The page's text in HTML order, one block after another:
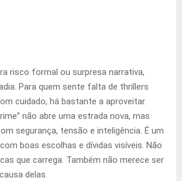
risco formal ou surpresa narrativa,
Para quem sente falta de thrillers
cuidado, há bastante a aproveitar.
não abre uma estrada nova, mas
segurança, tensão e inteligência. É um
boas escolhas e dívidas visíveis. Não
que carrega. Também não merece ser
delas.